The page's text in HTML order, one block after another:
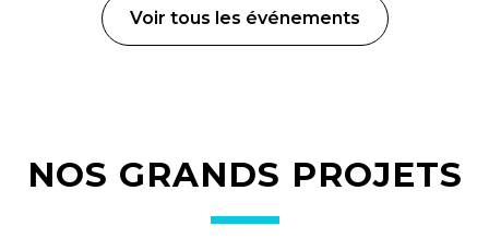
Voir tous les événements
NOS GRANDS PROJETS